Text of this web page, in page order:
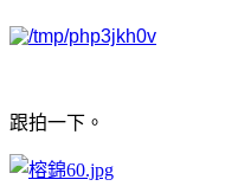
跟拍一下。